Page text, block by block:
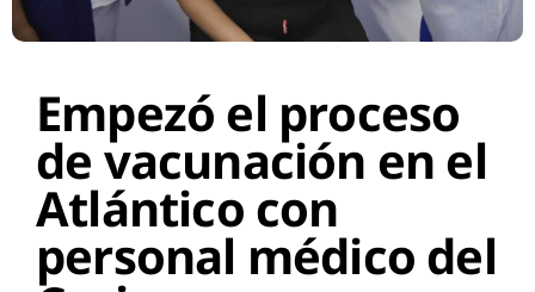
Empezó el proceso
de vacunación en el
Atlántico con
personal médico del